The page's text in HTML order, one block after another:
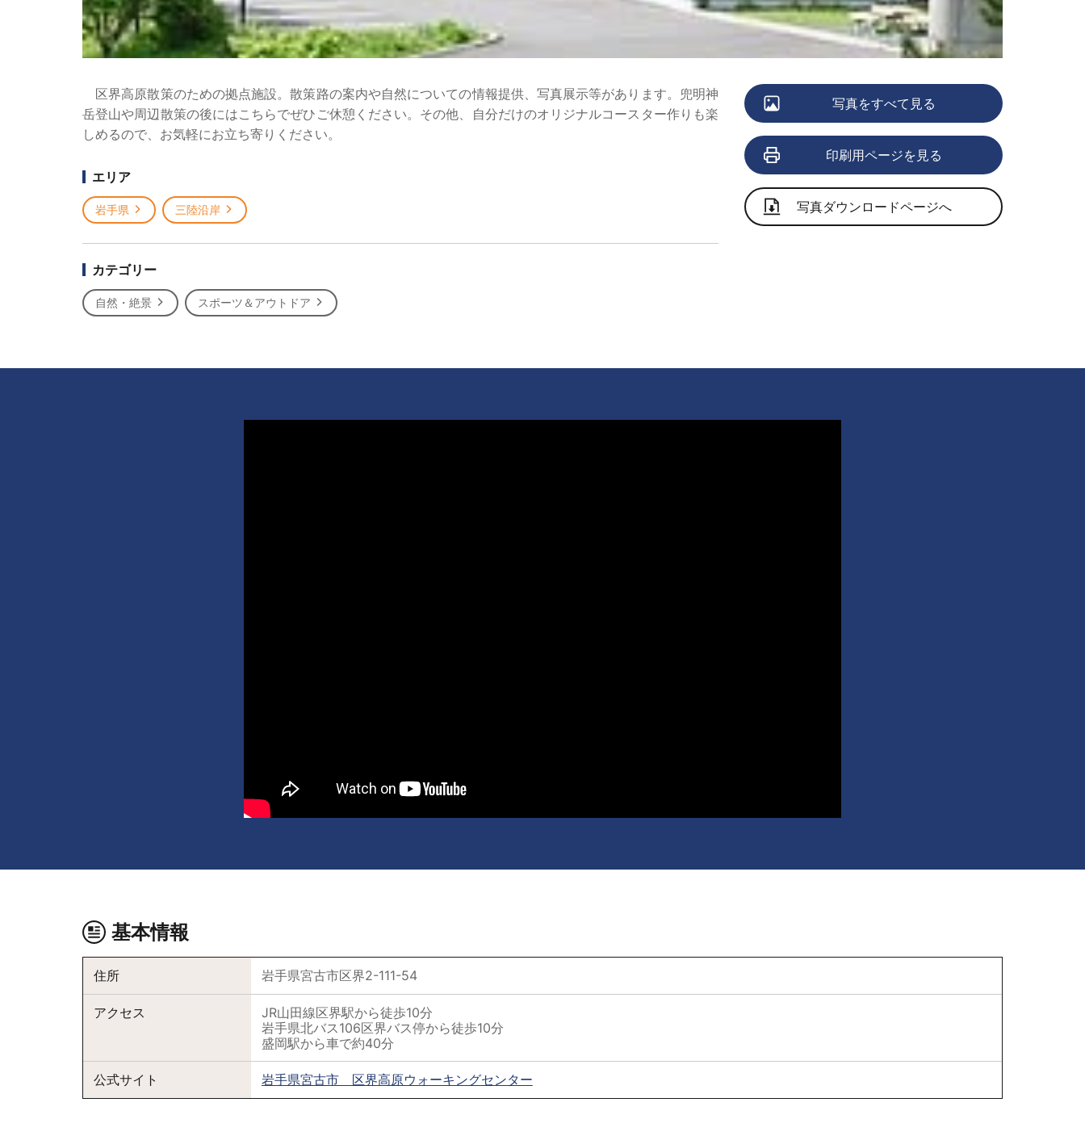
区界高原散策のための拠点施設。散策路の案内や自然についての情報提供、写真展示等があります。兜明神
岳登山や周辺散策の後にはこちらでぜひご休憩ください。その他、自分だけのオリジナルコースター作りも楽
しめるので、お気軽にお立ち寄りください。
エリア
岩手県 三陸沿岸
カテゴリー
自然・絶景 スポーツ＆アウトドア
写真をすべて見る
印刷用ページを見る
写真ダウンロードページへ
基本情報
住所 岩手県宮古市区界2-111-54
アクセス
JR山田線区界駅から徒歩10分
岩手県北バス106区界バス停から徒歩10分
盛岡駅から車で約40分
公式サイト 岩手県宮古市 区界高原ウォーキングセンター